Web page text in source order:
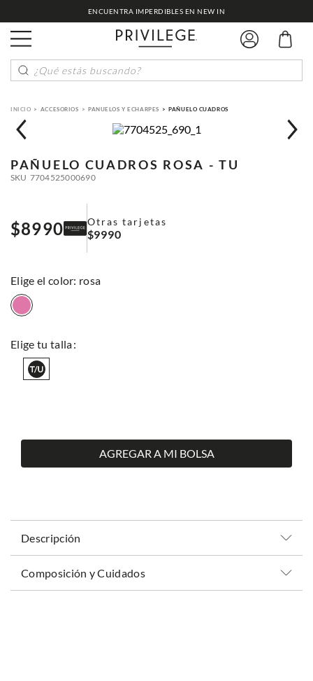
ENCUENTRA IMPERDIBLES EN NEW IN
¿Qué estás buscando?
ACCESORIOS PANUELOS Y ECHARPES PAÑUELO CUADROS
PAÑUELO CUADROS ROSA - TU
SKU 7704525000690
$8990 Otras tarjetas
$9990
: rosa
AGREGAR A MI BOLSA
Descripción
Composición y Cuidados